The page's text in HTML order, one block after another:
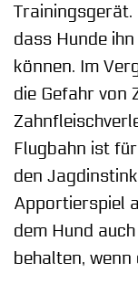
dass Hunde
können. Im
die Gefahr von
Flugbahn ist
den
Apportierspiel
dem Hund
behalten,